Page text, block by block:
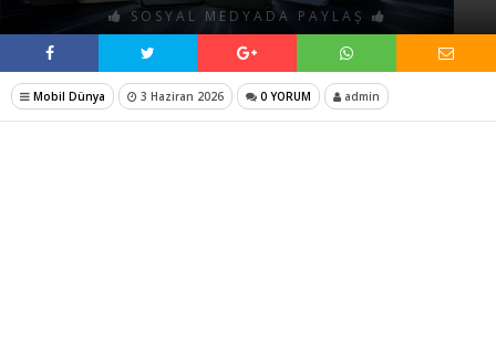
SOSYAL MEDYADA PAYLAŞ
Mobil Dünya 3 Haziran 2026 0 YORUM admin